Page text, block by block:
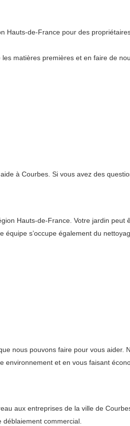
de-France pour des
matières premières et en faire de
à Courbes. Si vous avez des
Hauts-de-France. Votre jardin peut
s’occupe également du
nous pouvons faire pour vous
et en vous faisant
aux entreprises de la ville de
déblaiement commercial.